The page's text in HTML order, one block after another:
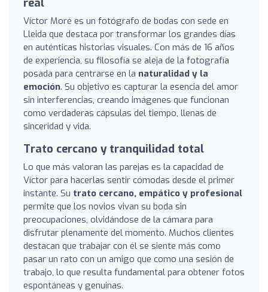
Víctor Moré es un fotógrafo de bodas con sede en
Lleida que destaca por transformar los grandes días
en auténticas historias visuales. Con más de 16 años
de experiencia, su filosofía se aleja de la fotografía
posada para centrarse en la naturalidad y la
emoción. Su objetivo es capturar la esencia del amor
sin interferencias, creando imágenes que funcionan
como verdaderas cápsulas del tiempo, llenas de
sinceridad y vida.
Trato cercano y tranquilidad total
Lo que más valoran las parejas es la capacidad de
Víctor para hacerlas sentir cómodas desde el primer
instante. Su trato cercano, empático y profesional
permite que los novios vivan su boda sin
preocupaciones, olvidándose de la cámara para
disfrutar plenamente del momento. Muchos clientes
destacan que trabajar con él se siente más como
pasar un rato con un amigo que como una sesión de
trabajo, lo que resulta fundamental para obtener fotos
espontáneas y genuinas.